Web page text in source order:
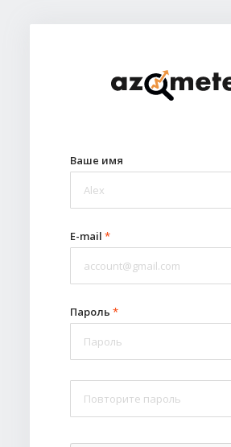
Ваше имя
E-mail *
Пароль *